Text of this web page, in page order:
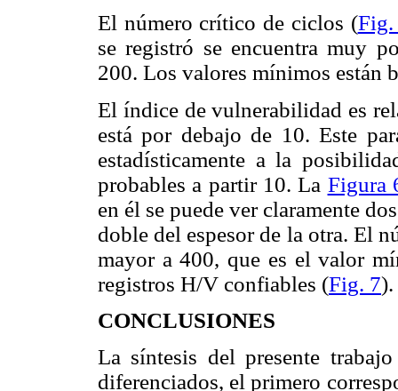
El número crítico de ciclos (Fig.
se registró se encuentra muy
200. Los valores mínimos están
El índice de vulnerabilidad es
está por debajo de 10. Este
estadísticamente a la
probables a partir 10. La Figura
en él se puede ver claramente
doble del espesor de la otra. El
mayor a 400, que es el valor
registros H/V confiables (Fig. 7).
CONCLUSIONES
La síntesis del presente
diferenciados, el primero